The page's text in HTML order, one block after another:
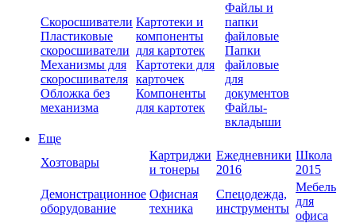
Скоросшиватели
Пластиковые
скоросшиватели
Механизмы для
скоросшивателя
Обложка без
механизма
Картотеки и
компоненты
для картотек
Картотеки для
карточек
Компоненты
для картотек
Файлы и
папки
файловые
Папки
файловые
для
документов
Файлы-
вкладыши
Еще
Хозтовары
Картриджи
и тонеры
Ежедневники
2016
Школа
2015
Демонстрационное
оборудование
Офисная
техника
Спецодежда,
инструменты
Мебель
для
офиса